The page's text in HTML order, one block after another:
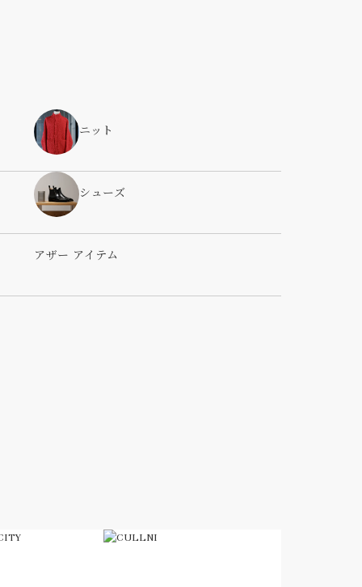
ニット
シューズ
アザー アイテム